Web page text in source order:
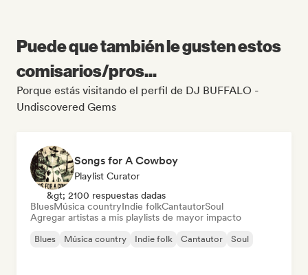
Puede que también le gusten estos
comisarios/pros...
Porque estás visitando el perfil de DJ BUFFALO -
Undiscovered Gems
Songs for A Cowboy
Playlist Curator
&gt; 2100 respuestas dadas
BluesMúsica countryIndie folkCantautorSoul
Agregar artistas a mis playlists de mayor impacto
Blues Música country Indie folk Cantautor Soul